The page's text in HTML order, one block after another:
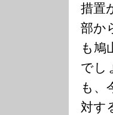
措置
部か
も鳩
でし
も、
対す